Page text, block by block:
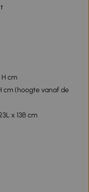
cm
cm (hoogte vanaf de
x 13B cm